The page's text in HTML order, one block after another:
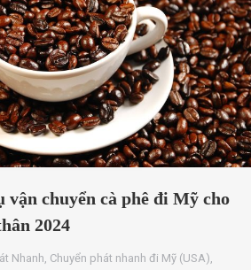
vận chuyển cà phê đi Mỹ cho
2024
Nhanh, Chuyển phát nhanh đi Mỹ (USA),